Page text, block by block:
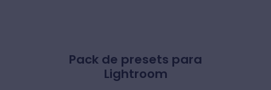
Pack de presets para
Lightroom